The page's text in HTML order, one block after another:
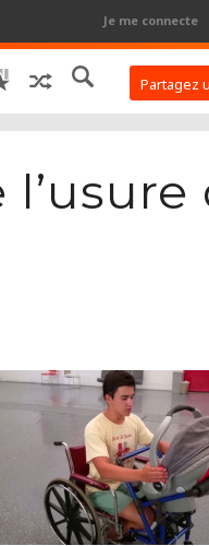
Je me connecte
Partagez